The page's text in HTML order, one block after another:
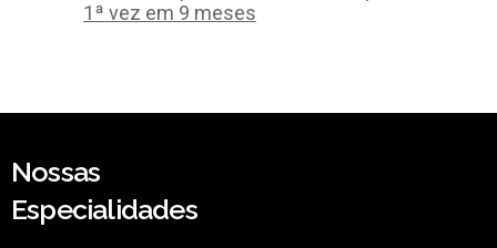
1ª vez em 9 meses
Nossas
Especialidades